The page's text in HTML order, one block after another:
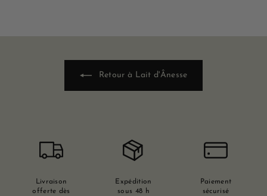
Retour à Lait d'Ânesse
Livraison
offerte dès
Expédition
sous 48 h
Paiement
sécurisé